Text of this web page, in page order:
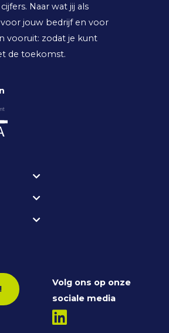
Naar wat jij als
jouw bedrijf en voor
vooruit: zodat je kunt
de toekomst.
Volg ons op onze
sociale media